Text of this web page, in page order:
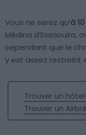
Vous ne serez qu’à
Médina d’Essaouira,
cependant que le
y est assez restreint
Trouver un
Trouver un